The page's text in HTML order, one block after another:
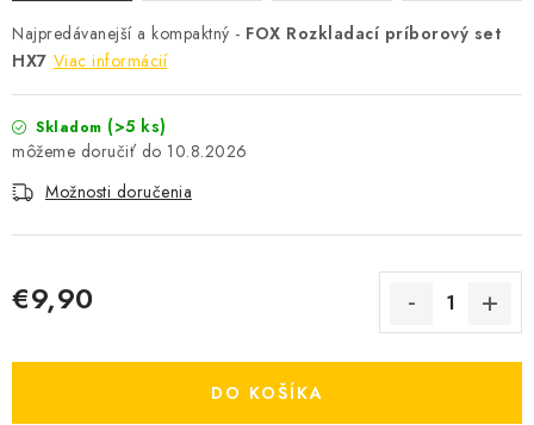
Najpredávanejší a kompaktný - FOX Rozkladací príborový set
HX7 Viac informácií
Skladom (>5 ks)
10.8.2026
Možnosti doručenia
€9,90
DO KOŠÍKA